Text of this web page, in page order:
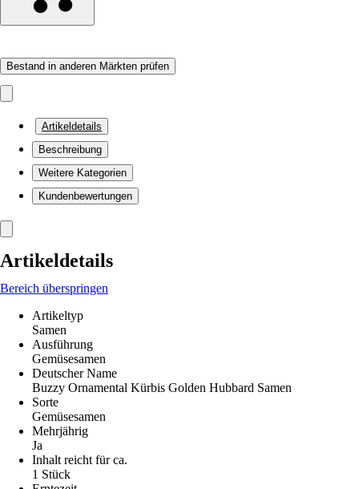
Bestand in anderen Märkten prüfen
Artikeldetails
Beschreibung
Weitere Kategorien
Kundenbewertungen
Artikeldetails
Bereich überspringen
Artikeltyp
Samen
Ausführung
Gemüsesamen
Deutscher Name
Buzzy Ornamental Kürbis Golden Hubbard Samen
Sorte
Gemüsesamen
Mehrjährig
Ja
Inhalt reicht für ca.
1 Stück